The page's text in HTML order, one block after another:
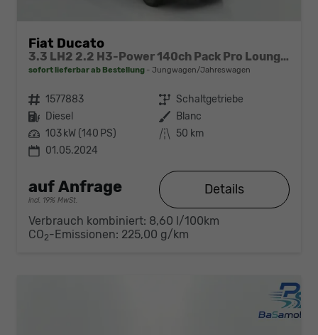
Fiat Ducato
3.3 LH2 2.2 H3-Power 140ch Pack Pro Lounge Connect
sofort lieferbar ab Bestellung Jungwagen/Jahreswagen
Fahrzeugnr. 1577883 Getriebe Schaltgetriebe
Kraftstoff Diesel Außenfarbe Blanc
Leistung 103 kW (140 PS) Kilometerstand 50 km
01.05.2024
auf Anfrage
incl. 19% MwSt.
Details
Verbrauch kombiniert: 8,60 l/100km
CO2-Emissionen: 225,00 g/km